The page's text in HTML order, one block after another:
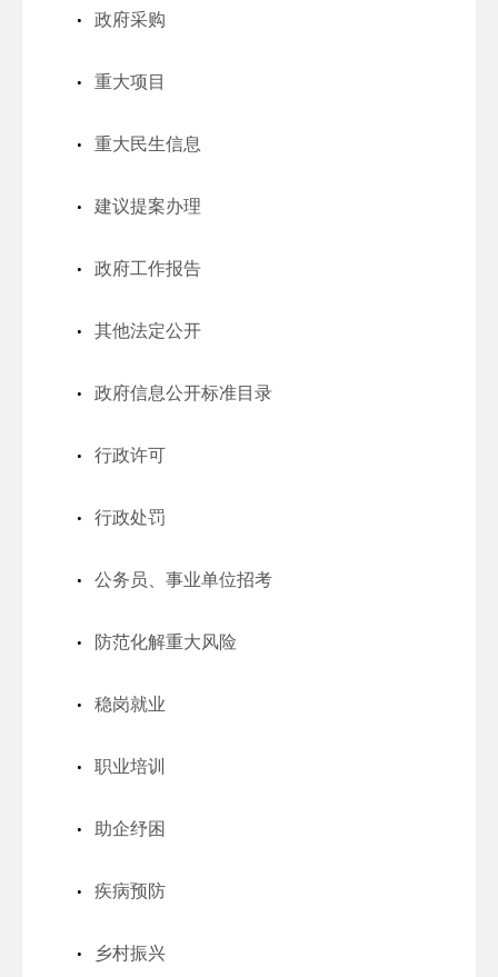
政府采购
重大项目
重大民生信息
建议提案办理
政府工作报告
其他法定公开
政府信息公开标准目录
行政许可
行政处罚
公务员、事业单位招考
防范化解重大风险
稳岗就业
职业培训
助企纾困
疾病预防
乡村振兴